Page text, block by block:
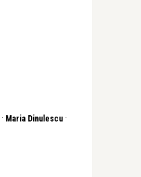
· Maria Dinulescu ·